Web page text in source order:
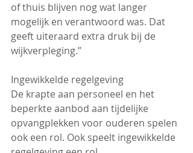
of thuis blijven nog wat langer
mogelijk en verantwoord was. Dat
geeft uiteraard extra druk bij de
wijkverpleging.’’
Ingewikkelde regelgeving
De krapte aan personeel en het
beperkte aanbod aan tijdelijke
opvangplekken voor ouderen spelen
ook een rol. Ook speelt ingewikkelde